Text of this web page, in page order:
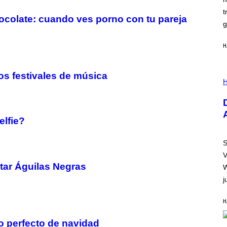
cuando ves porno con tu pareja
festivales de música
Águilas Negras
perfecto de navidad
N
)
L
S
T
R
I
N
B
Y
R
S
A
.